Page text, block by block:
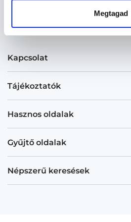
Megtagad
Kapcsolat
Tájékoztatók
Hasznos oldalak
Gyűjtő oldalak
Népszerű keresések